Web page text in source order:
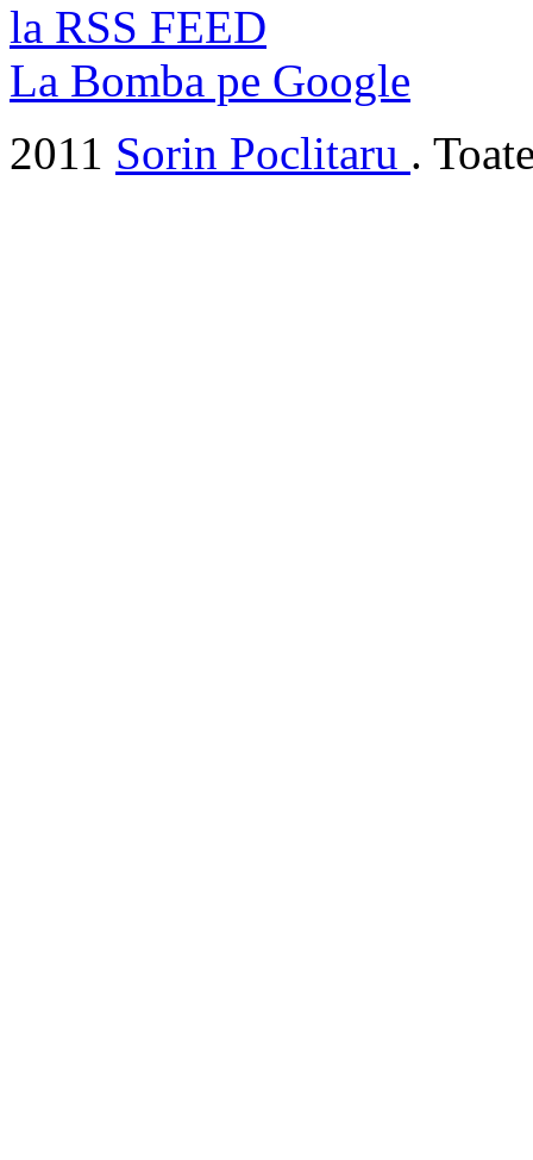
la RSS FEED
La Bomba pe Google
2011 Sorin Poclitaru .